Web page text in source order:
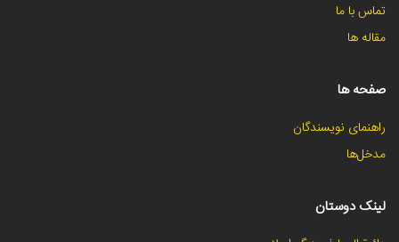
تماس با ما
مقاله ها
صفحه ها
راهنمای نویسندگان
مدخل‌ها
لینک دوستان